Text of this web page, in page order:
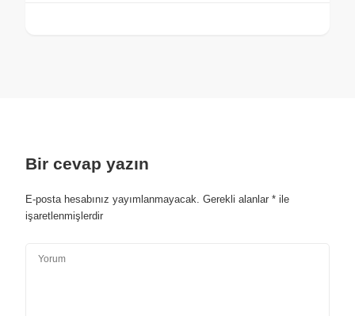
Bir cevap yazın
E-posta hesabınız yayımlanmayacak. Gerekli alanlar * ile
işaretlenmişlerdir